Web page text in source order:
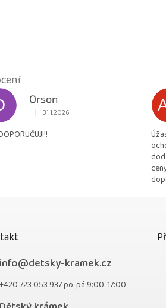
Orson
Hodnocení obchodu je 5 z 5 hvězdiček.
| 31.1.2026
info@detsky-kramek.cz
+420 723 053 937 po-pá 9:00-17:00